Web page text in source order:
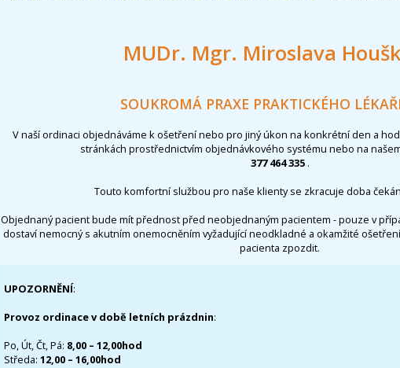
MUDr. Mgr. Miroslava
SOUKROMÁ PRAXE PRAKTICKÉHO
V naší ordinaci objednáváme k ošetření nebo pro jiný úkon na konkrétní den a
stránkách prostřednictvím objednávkového systému nebo na
377 464 335 .
Touto komfortní službou pro naše klienty se zkracuje doba
Objednaný pacient bude mít přednost před neobjednaným pacientem - pouze v
dostaví nemocný s akutním onemocněním vyžadující neodkladné a okamžité
pacienta zpozdit.
UPOZORNĚNÍ:
Provoz ordinace v době letních prázdnin:
Po, Út, Čt, Pá: 8,00 – 12,00hod
Středa: 12,00 – 16,00hod